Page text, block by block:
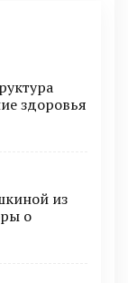
здоровья
из
о